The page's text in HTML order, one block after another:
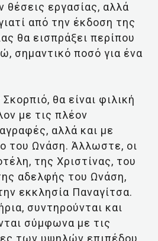
θέσεις εργασίας, αλλά
από την έκδοση της
θα εισπράξει περίπου
σημαντικό ποσό για ένα
θα είναι φιλική
με τις πλέον
αλλά και με
του Ωνάση. Άλλωστε, οι
της Χριστίνας, του
αδελφής του Ωνάση,
εκκλησία Παναγίτσα.
συντηρούνται και
σύμφωνα με τις
των υψηλών επιπέδου